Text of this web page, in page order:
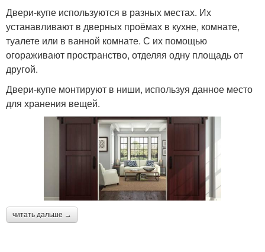
Двери-купе используются в разных местах. Их
устанавливают в дверных проёмах в кухне, комнате,
туалете или в ванной комнате. С их помощью
огораживают пространство, отделяя одну площадь от
другой.
Двери-купе монтируют в ниши, используя данное место
для хранения вещей.
читать дальше →